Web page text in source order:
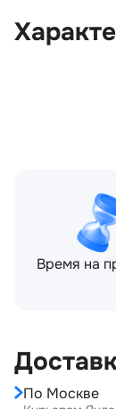
Время на
По Москве